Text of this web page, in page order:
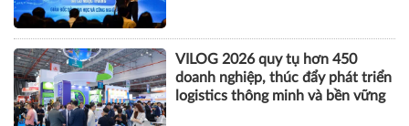
VILOG 2026 quy tụ hơn 450
doanh nghiệp, thúc đẩy phát triển
logistics thông minh và bền vững